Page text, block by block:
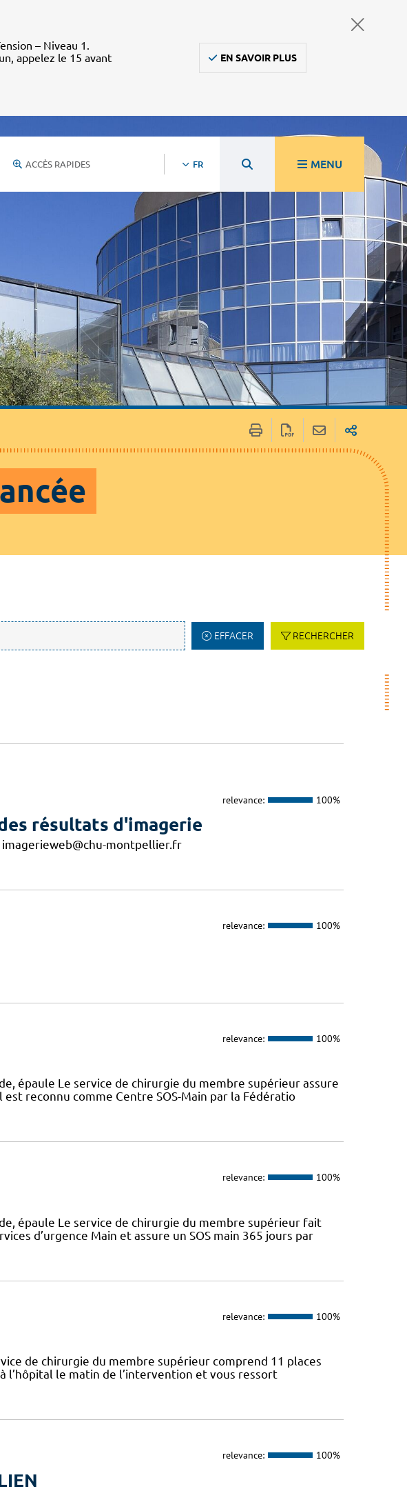
– Niveau 1.
appelez le 15 avant
EN SAVOIR PLUS
ACCÈS RAPIDES FR MENU
EFFACER RECHERCHER
relevance: 100%
résultats d'imagerie
imagerieweb@chu-montpellier.fr
relevance: 100%
relevance: 100%
épaule Le service de chirurgie du membre supérieur assure
reconnu comme Centre SOS-Main par la Fédératio
relevance: 100%
épaule Le service de chirurgie du membre supérieur fait
d’urgence Main et assure un SOS main 365 jours par
relevance: 100%
de chirurgie du membre supérieur comprend 11 places
l’hôpital le matin de l’intervention et vous ressort
relevance: 100%